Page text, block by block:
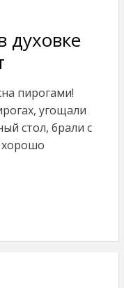
духовке
пирогами!
угощали
стол, брали с
хорошо